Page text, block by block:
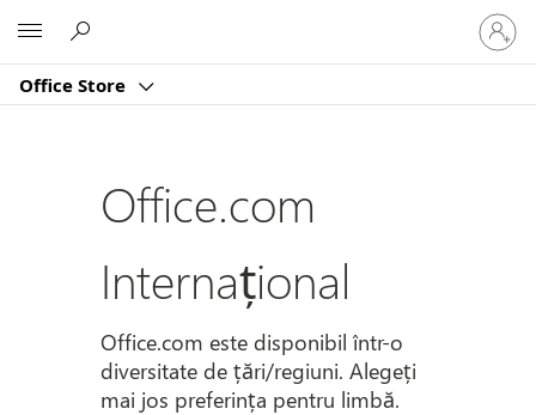
Office Store
vă
la
dvs.
Office.com
Internațional
Office.com este disponibil într-o
diversitate de țări/regiuni. Alegeți
mai jos preferința pentru limbă.